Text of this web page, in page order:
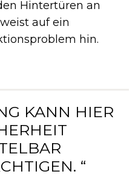
Hintertüren an
auf ein
hin.
KANN HIER
“